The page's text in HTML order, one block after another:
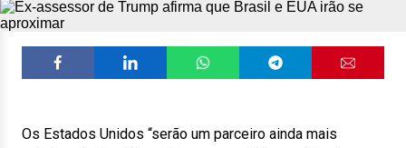
Os Estados Unidos “serão um parceiro ainda mais